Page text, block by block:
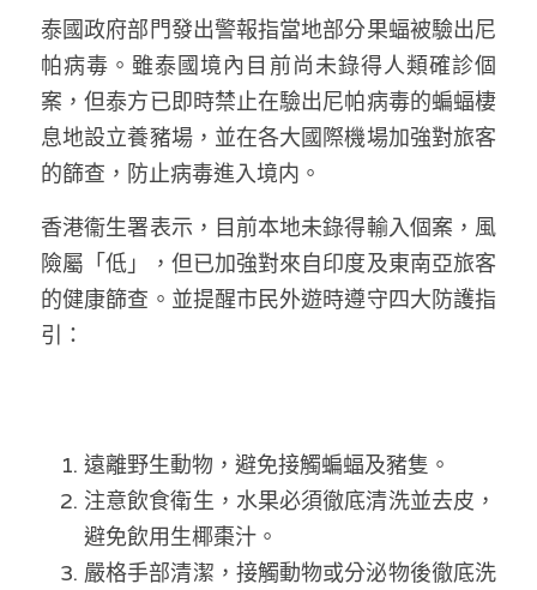
泰國政府部門發出警報指當地部分果蝠被驗出尼
帕病毒。雖泰國境內目前尚未錄得人類確診個
案，但泰方已即時禁止在驗出尼帕病毒的蝙蝠棲
息地設立養豬場，並在各大國際機場加強對旅客
的篩查，防止病毒進入境内。
香港衞生署表示，目前本地未錄得輸入個案，風
險屬「低」，但已加強對來自印度及東南亞旅客
的健康篩查。並提醒市民外遊時遵守四大防護指
引：
遠離野生動物，避免接觸蝙蝠及豬隻。
注意飲食衛生，水果必須徹底清洗並去皮，
避免飲用生椰棗汁。
嚴格手部清潔，接觸動物或分泌物後徹底洗